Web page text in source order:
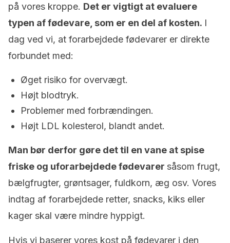
på vores kroppe. Det er vigtigt at evaluere
typen af fødevare, som er en del af kosten. I
dag ved vi, at forarbejdede fødevarer er direkte
forbundet med:
Øget risiko for overvægt.
Højt blodtryk.
Problemer med forbrændingen.
Højt LDL kolesterol, blandt andet.
Man bør derfor gøre det til en vane at spise
friske og uforarbejdede fødevarer såsom frugt,
bælgfrugter, grøntsager, fuldkorn, æg osv. Vores
indtag af forarbejdede retter, snacks, kiks eller
kager skal være mindre hyppigt.
Hvis vi baserer vores kost på fødevarer i den